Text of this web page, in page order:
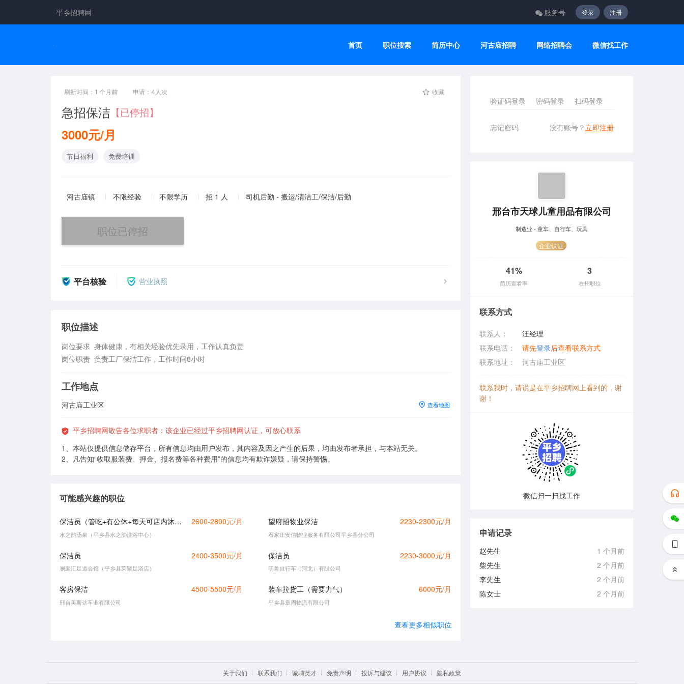
平乡招聘网 服务号 登录 注册
首页 职位搜索 简历中心 河古庙招聘 网络招聘会 微信找工作
刷新时间：1 个月前 申请：4人次 收藏
急招保洁 【已停招】
3000元/月
节日福利 免费培训
河古庙镇 不限经验 不限学历 招 1 人 司机后勤 - 搬运/清洁工/保洁/后勤
职位已停招
平台核验 营业执照
职位描述
岗位要求  身体健康，有相关经验优先录用，工作认真负责
岗位职责  负责工厂保洁工作，工作时间8小时
工作地点
河古庙工业区 查看地图
平乡招聘网敬告各位求职者：该企业已经过平乡招聘网认证，可放心联系
1、本站仅提供信息储存平台，所有信息均由用户发布，其内容及因之产生的后果，均由发布者承担，与本站无关。
2、凡告知“收取服装费、押金、报名费等各种费用”的信息均有欺诈嫌疑，请保持警惕。
可能感兴趣的职位
保洁员（管吃+有公休+每天可店内沐浴） 2600-2800元/月
水之韵汤泉（平乡县水之韵洗浴中心）
望府招物业保洁 2230-2300元/月
石家庄安信物业服务有限公司平乡县分公司
保洁员 2400-3500元/月
澜庭汇足道会馆（平乡县莱聚足浴店）
保洁员 2230-3000元/月
萌兽自行车（河北）有限公司
客房保洁 4500-5500元/月
邢台美斯达车业有限公司
装车拉货工（需要力气） 6000元/月
平乡县章周物流有限公司
查看更多相似职位
验证码登录 密码登录 扫码登录
忘记密码 没有账号？ 立即注册
邢台市天球儿童用品有限公司
制造业 - 童车、自行车、玩具
企业认证
41%
简历查看率
3
在招职位
联系方式
联系人：
汪经理
联系电话：
请先登录后查看联系方式
联系地址：
河古庙工业区
联系我时，请说是在平乡招聘网上看到的，谢
谢！
微信扫一扫找工作
申请记录
赵先生
1 个月前
柴先生
2 个月前
李先生
2 个月前
陈女士
2 个月前
关于我们 联系我们 诚聘英才 免责声明 投诉与建议 用户协议 隐私政策